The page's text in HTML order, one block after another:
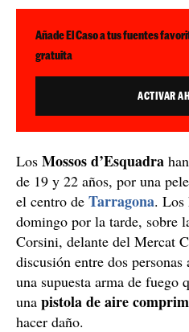
Añade El Caso a tus fuentes
gratuita
ACTIVAR
Los Mossos d’Esquadra
de 19 y 22 años, por una
el centro de Tarragona. Los
domingo por la tarde, sobre
Corsini, delante del Mercat
discusión entre dos
una supuesta arma de fuego
una pistola de aire
hacer daño.